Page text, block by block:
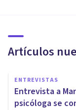
Artículos
ENTREVISTAS
Entrevista a
psicóloga se